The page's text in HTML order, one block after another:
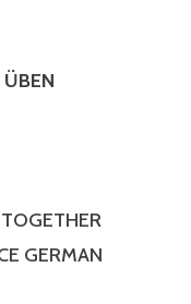
GERMAN